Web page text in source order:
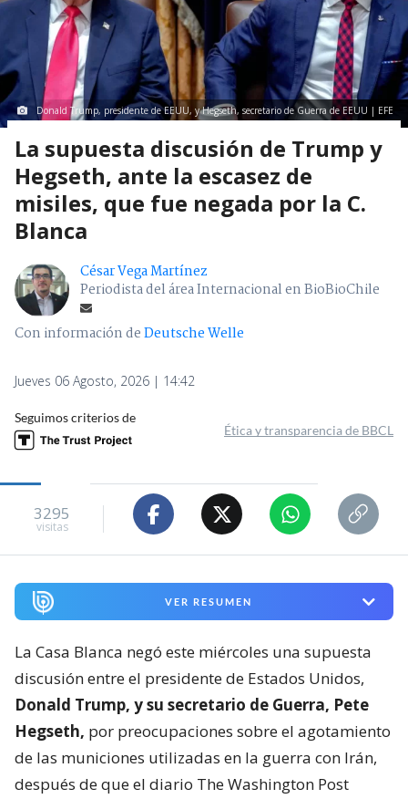
Donald Trump, presidente de EEUU, y Hegseth, secretario de Guerra de EEUU | EFE
La supuesta discusión de Trump y
Hegseth, ante la escasez de
misiles, que fue negada por la C.
Blanca
César Vega Martínez
Periodista del área Internacional en BioBioChile
Con información deDeutsche Welle
Jueves 06 Agosto, 2026 | 14:42
Seguimos criterios de
Ética y transparencia de BBCL
3295
visitas
VER RESUMEN
La Casa Blanca negó este miércoles una supuesta
discusión entre el presidente de Estados Unidos,
Donald Trump, y su secretario de Guerra, Pete
Hegseth, por preocupaciones sobre el agotamiento
de las municiones utilizadas en la guerra con Irán,
después de que el diario The Washington Post